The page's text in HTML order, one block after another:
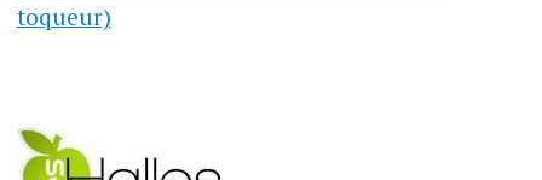
toqueur)